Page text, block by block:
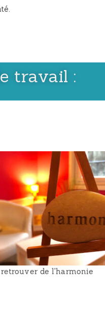
travail :